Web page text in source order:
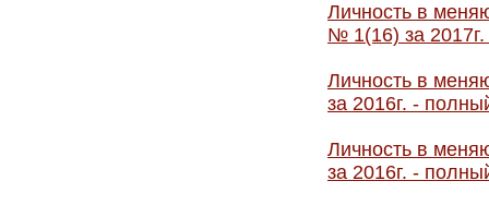
Личность в
№ 1(16) за
Личность в
за 2016г. -
Личность в
за 2016г. -